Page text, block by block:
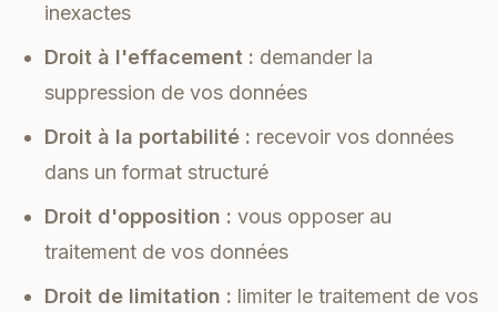
inexactes
Droit à l'effacement : demander la
suppression de vos données
Droit à la portabilité : recevoir vos données
dans un format structuré
Droit d'opposition : vous opposer au
traitement de vos données
Droit de limitation : limiter le traitement de vos